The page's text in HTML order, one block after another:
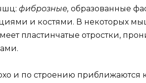
фиброзные, образованные
и костями. В некоторых
пластинчатые отростки,
и по строению приближаются